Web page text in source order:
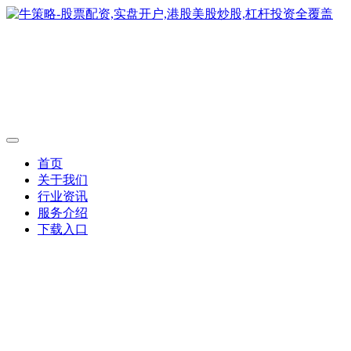
首页
关于我们
行业资讯
服务介绍
下载入口